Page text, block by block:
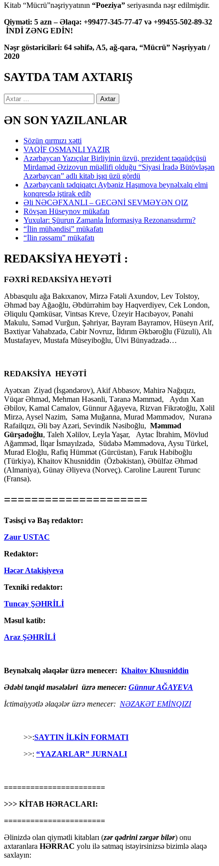
Kitab “Mücrü”nəşriyyatının “Poeziya” seriyasında nəşr edilmişdir.
Qiyməti: 5 azn – Əlaqə: +99477-345-77-47 və +99455-502-89-32
İNDİ ZƏNG EDİN!
Nəşr göstəriciləri: 64 səhifə, A5, ağ-qara, “Mücrü” Nəşriyyatı /
2020
SAYTDA TAM AXTARIŞ
Axtarış:
ƏN SON YAZILANLAR
Sözün qırmızı xətti
VAQİF OSMANLI YAZIR
Azərbaycan Yazıçılar Birliyinin üzvü, prezident təqaüdçüsü
Mirdaməd Əzizovun müəllifi olduğu “Siyasi İradə Bütövləşən
Azərbaycan” adlı kitab işıq üzü gördü
Azərbaycanlı tədqiqatçı Aybəniz Haşımova beynəlxalq elmi
konqresdə iştirak edib
Əli NƏCƏFXANLI – GECƏNİ SEVMƏYƏN QIZ
Rövşən Hüseynov mükafatı
Yuxular: Şüurun Zamanla İnformasiya Rezonansıdırmı?
“İlin mühəndisi” mükafatı
“İlin rəssamı” mükafatı
REDAKSİYA HEYƏTİ :
FƏXRİ REDAKSİYA HEYƏTİ
Abbasqulu ağa Bakıxanov, Mirzə Fətəli Axundov, Lev Tolstoy,
Əhməd bəy Ağaoğlu, Əbdürrəhim bəy Haqverdiyev, Cek London,
Əliqulu Qəmküsar, Vintsas Kreve, Üzeyir Hacıbəyov, Pənahi
Makulu, Səməd Vurğun, Şəhriyar, Bayram Bayramov, Hüseyn Arif,
Bəxtiyar Vahabzadə, Cabir Novruz, İldırım Əkbəroğlu (Füzuli), Alı
Mustafayev, Mustafa Müseyiboğlu, Ülvi Bünyadzadə…
REDAKSİYA HEYƏTİ
Ayətxan Ziyad (İsgəndərov), Akif Abbasov, Mahirə Nağıqızı,
Vüqar Əhməd, Mehman Həsənli, Təranə Məmməd, Aydın Xan
Əbilov, Kamal Camalov, Günnur Ağayeva, Rizvan Fikrətoğlu, Xəlil
Mirzə, Aysel Nazim, Səma Muğanna, Murad Məmmədov, Nuranə
Rafailqızı, Əli bəy Azəri, Sevindik Nəsiboğlu, Məmməd
Gürşadoğlu, Taleh Xəlilov, Leyla Yaşar, Aytac İbrahim, Mövlud
Ağamməd, İlqar İsmayılzadə, Südabə Məmmədova, Aysu Türkel,
Murad Eloğlu, Rafiq Hümmət (Gürcüstan), Faruk Habiboğlu
(Türkiyə), Khaitov Khusniddin (Özbəkistan), Əbülfəz Əhməd
(Almaniya), Günay Əliyeva (Norveç). Caroline Laurent Turunc
(Fransa).
=====================
Təsisçi və Baş redaktor:
Zaur USTAC
Redaktor:
Həcər Atakişiyeva
Texniki redaktor:
Tuncay ŞƏHRİLİ
Məsul katib:
Araz ŞƏHRİLİ
Beynəlxalq əlaqələr üzrə menecer: Khaitov Khusniddin
Ədəbi tənqid məsələləri üzrə menecer: Günnur AĞAYEVA
İctimaiyyətlə əlaqələr üzrə menecer: NƏZAKƏT EMİNQIZI
>>:SAYTIN İLKİN FORMATI
>>: “YAZARLAR” JURNALI
=======================
>>> KİTAB HƏRACLARI:
=======================
Əlinizdə olan qiymətli kitabları (zər qədrini zərgər bilər) onu
axtaranlara HƏRRAC yolu ilə satmaq istəyirsinizsə bizimlə əlaqə
saxlayın: